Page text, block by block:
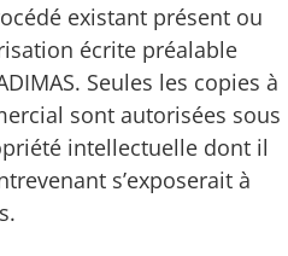
existant présent ou
écrite préalable
Seules les copies à
sont autorisées sous
intellectuelle dont il
s’exposerait à